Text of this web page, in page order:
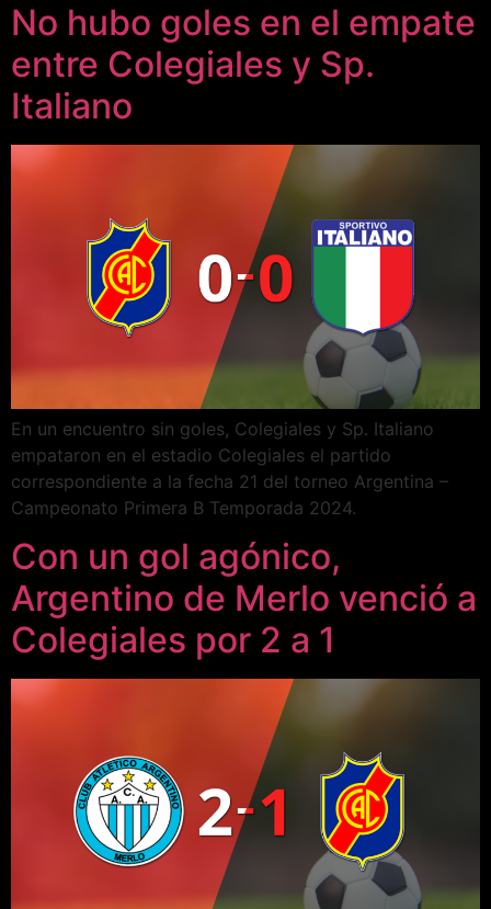
No hubo goles en el empate
entre Colegiales y Sp.
Italiano
En un encuentro sin goles, Colegiales y Sp. Italiano
empataron en el estadio Colegiales el partido
correspondiente a la fecha 21 del torneo Argentina –
Campeonato Primera B Temporada 2024.
Con un gol agónico,
Argentino de Merlo venció a
Colegiales por 2 a 1